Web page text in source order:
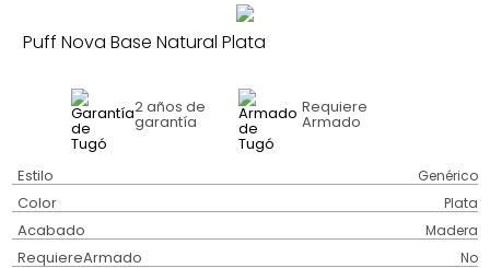
Puff Nova Base Natural Plata
2 años de
garantía
Requiere
Armado
Estilo Genérico
Color Plata
Acabado Madera
RequiereArmado No